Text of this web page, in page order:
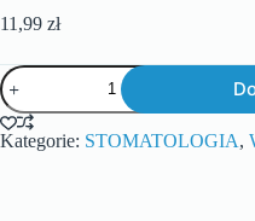
11,99 zł
Kategorie: STOMATOLOGIA,